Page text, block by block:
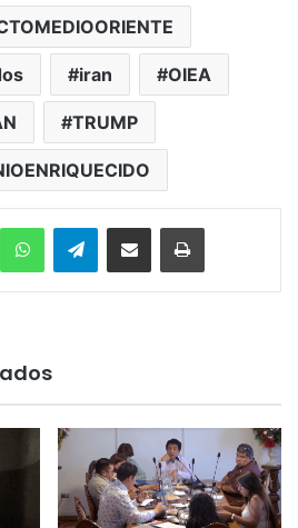
iran OIEA
TRUMP
WhatsAppTelegramEnviar vía email Imprimir